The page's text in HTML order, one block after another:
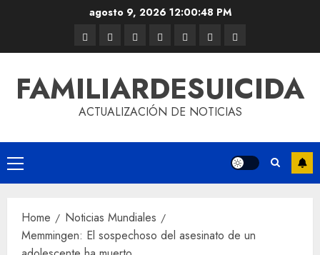
agosto 9, 2026 12:00:48 PM
FAMILIARDESUICIDA
ACTUALIZACIÓN DE NOTICIAS
Home
Noticias Mundiales
Memmingen: El sospechoso del asesinato de un